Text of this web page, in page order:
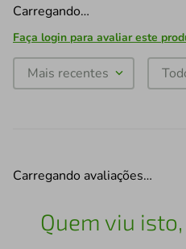
Carregando…
Faça login para avaliar este
Mais recentes
Carregando avaliações…
Quem viu